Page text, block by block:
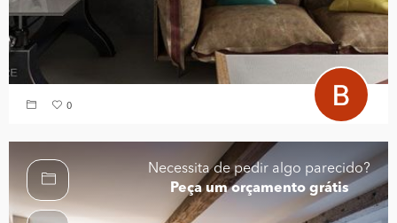
0
Necessita de pedir algo parecido?
Peça um orçamento grátis